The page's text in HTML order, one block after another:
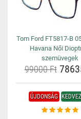
Tom Ford FT5817-B
Havana Női
szemüvegek
99000 Ft
ÚJDONSÁG